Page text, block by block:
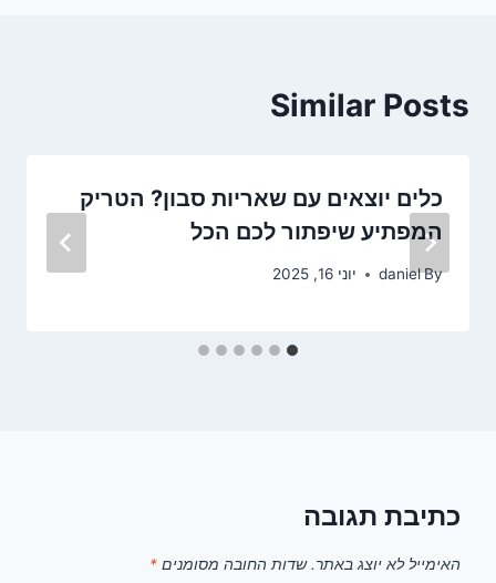
Similar Posts
כלים יוצאים עם שאריות סבון? הטריק
המפתיע שיפתור לכם הכל
By
daniel יוני 16, 2025
כתיבת תגובה
האימייל לא יוצג באתר. שדות החובה מסומנים *